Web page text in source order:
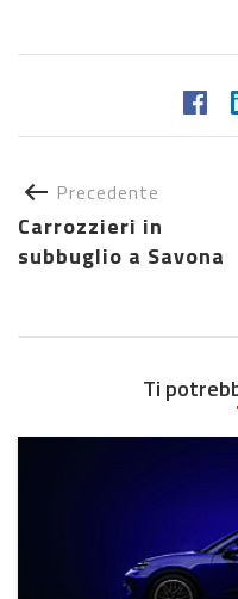
Precedente
Carrozzieri in
subbuglio a Savona
Ti